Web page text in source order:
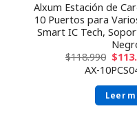
Alxum Estación de
10 Puertos para
Smart IC Tech,
$118.990 $
AX-
Leer